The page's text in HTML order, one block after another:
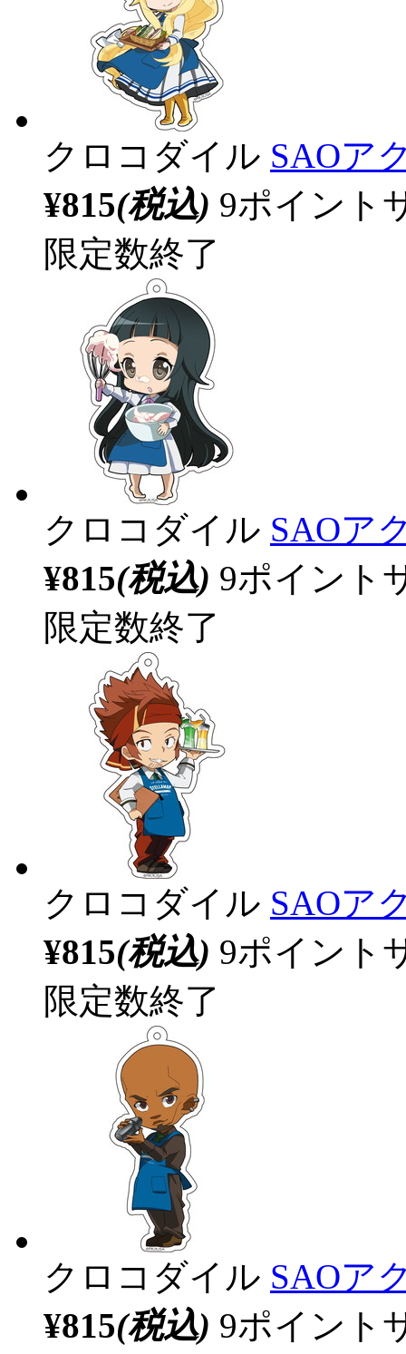
クロコダイル SAOア
¥815(税込) 9ポイント
限定数終了
クロコダイル SAOア
¥815(税込) 9ポイント
限定数終了
クロコダイル SAOア
¥815(税込) 9ポイント
限定数終了
クロコダイル SAOア
¥815(税込) 9ポイント